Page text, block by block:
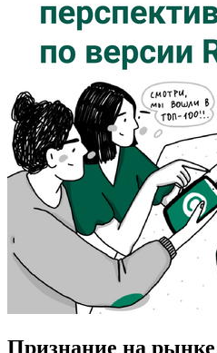
Признание на рынке